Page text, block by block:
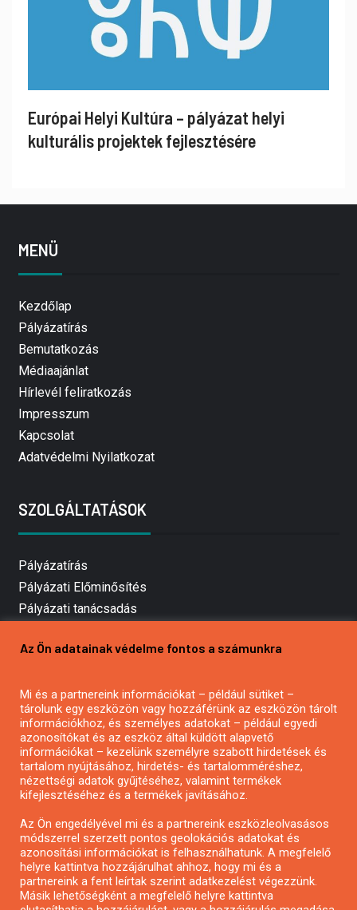
Európai Helyi Kultúra – pályázat helyi
kulturális projektek fejlesztésére
MENÜ
Kezdőlap
Pályázatírás
Bemutatkozás
Médiaajánlat
Hírlevél feliratkozás
Impresszum
Kapcsolat
Adatvédelmi Nyilatkozat
SZOLGÁLTATÁSOK
Pályázatírás
Pályázati Előminősítés
Pályázati tanácsadás
Mezőgazdasági pályázatírás
Pályázatírás civil szervezeteknek
Pályázatírás önkormányzatoknak
Pályázatfigyelés
Specifikus pályázatfigyelés vagy hírlevél
Pályázatok magánszemélyeknek
Pályázatok civil szervezeteknek
Az Ön adatainak védelme fontos a számunkra
Mi és a partnereink információkat – például sütiket –
tárolunk egy eszközön vagy hozzáférünk az eszközön tárolt
információkhoz, és személyes adatokat – például egyedi
azonosítókat és az eszköz által küldött alapvető
információkat – kezelünk személyre szabott hirdetések és
tartalom nyújtásához, hirdetés- és tartalomméréshez,
nézettségi adatok gyűjtéséhez, valamint termékek
kifejlesztéséhez és a termékek javításához.
Az Ön engedélyével mi és a partnereink eszközleolvasásos
módszerrel szerzett pontos geolokációs adatokat és
azonosítási információkat is felhasználhatunk. A megfelelő
helyre kattintva hozzájárulhat ahhoz, hogy mi és a
partnereink a fent leírtak szerint adatkezelést végezzünk.
Másik lehetőségként a megfelelő helyre kattintva